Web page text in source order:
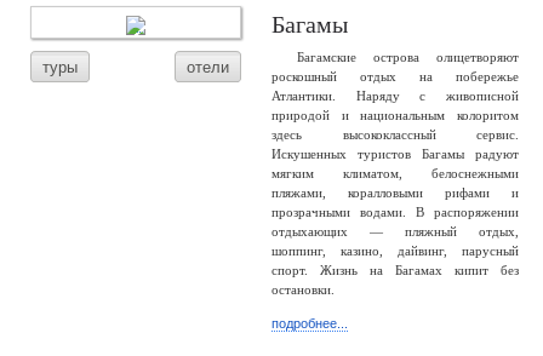
туры отели
Багамы
Багамские острова олицетворяют
роскошный отдых на побережье
Атлантики. Наряду с живописной
природой и национальным колоритом
здесь высококлассный сервис.
Искушенных туристов Багамы радуют
мягким климатом, белоснежными
пляжами, коралловыми рифами и
прозрачными водами. В распоряжении
отдыхающих — пляжный отдых,
шоппинг, казино, дайвинг, парусный
спорт. Жизнь на Багамах кипит без
остановки.
подробнее...